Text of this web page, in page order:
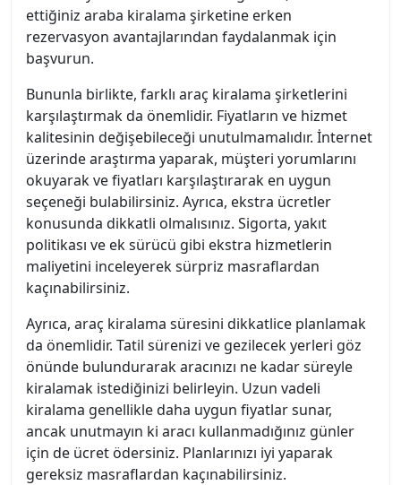
ettiğiniz araba kiralama şirketine erken
rezervasyon avantajlarından faydalanmak için
başvurun.
Bununla birlikte, farklı araç kiralama şirketlerini
karşılaştırmak da önemlidir. Fiyatların ve hizmet
kalitesinin değişebileceği unutulmamalıdır. İnternet
üzerinde araştırma yaparak, müşteri yorumlarını
okuyarak ve fiyatları karşılaştırarak en uygun
seçeneği bulabilirsiniz. Ayrıca, ekstra ücretler
konusunda dikkatli olmalısınız. Sigorta, yakıt
politikası ve ek sürücü gibi ekstra hizmetlerin
maliyetini inceleyerek sürpriz masraflardan
kaçınabilirsiniz.
Ayrıca, araç kiralama süresini dikkatlice planlamak
da önemlidir. Tatil sürenizi ve gezilecek yerleri göz
önünde bulundurarak aracınızı ne kadar süreyle
kiralamak istediğinizi belirleyin. Uzun vadeli
kiralama genellikle daha uygun fiyatlar sunar,
ancak unutmayın ki aracı kullanmadığınız günler
için de ücret ödersiniz. Planlarınızı iyi yaparak
gereksiz masraflardan kaçınabilirsiniz.